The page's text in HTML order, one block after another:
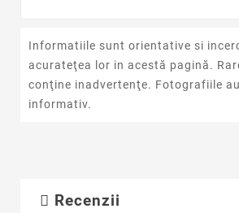
Informatiile sunt orientative si
acurateţea lor in acestă pagină.
conţine inadvertenţe. Fotografiile
informativ.
Recenzii